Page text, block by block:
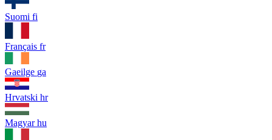
Suomi fi
Français fr
Gaeilge ga
Hrvatski hr
Magyar hu